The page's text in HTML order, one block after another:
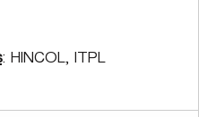
: HINCOL, ITPL